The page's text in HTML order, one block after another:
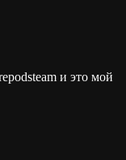
и это мой